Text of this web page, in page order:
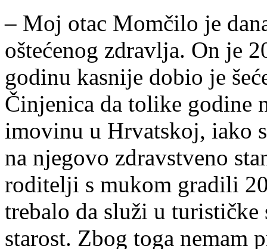
– Moj otac Momčilo je
oštećenog zdravlja. On je
godinu kasnije dobio je
Činjenica da tolike godine
imovinu u Hrvatskoj, iako
na njegovo zdravstveno
roditelji s mukom gradili
trebalo da služi u
starost. Zbog toga nemam